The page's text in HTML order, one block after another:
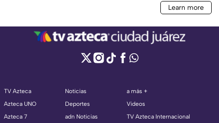
TV Azteca
Azteca UNO
Azteca 7
Noticias
Deportes
adn Noticias
a más +
Videos
TV Azteca Internacional